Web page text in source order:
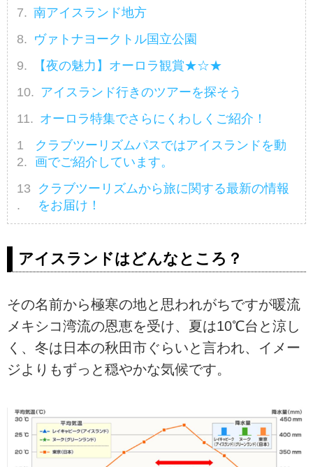
南アイスランド地方
ヴァトナヨークトル国立公園
【夜の魅力】オーロラ観賞★☆★
アイスランド行きのツアーを探そう
オーロラ特集でさらにくわしくご紹介！
クラブツーリズムパスではアイスランドを動
画でご紹介しています。
クラブツーリズムから旅に関する最新の情報
をお届け！
アイスランドはどんなところ？
その名前から極寒の地と思われがちですが暖流
メキシコ湾流の恩恵を受け、夏は10℃台と涼し
く、冬は日本の秋田市ぐらいと言われ、イメー
ジよりもずっと穏やかな気候です。